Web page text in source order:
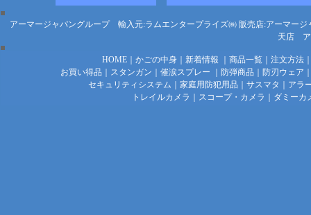
アーマージャパングループ 輸入元:ラムエンタープライズ㈱ 販売店:アーマージ
天店
HOME｜ かごの中身｜ 新着情報 商品一覧｜ 注文方法
お買い得品
スタンガン 催涙スプレー 防弾商品 防刃ウェア
セキュリティシステム
家庭用防犯用品 サスマタ
アラ
トレイルカメラ
スコープ・カメラ ダミーカ